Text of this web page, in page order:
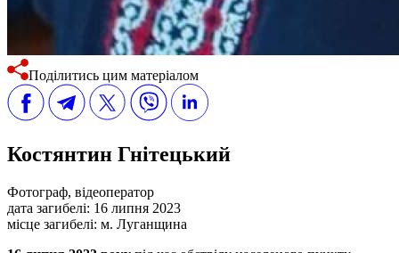
Поділитись цим матеріалом
Костянтин Гнітецький
Фотограф, відеоператор
дата загибелі: 16 липня 2023
місце загибелі: м. Луганщина